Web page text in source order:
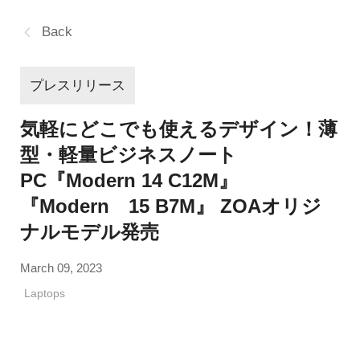
Back
プレスリリース
気軽にどこでも使えるデザイン！薄
型・軽量ビジネスノート
PC『Modern 14 C12M』
『Modern 15 B7M』 ZOAオリジ
ナルモデル発売
March 09, 2023
Laptops